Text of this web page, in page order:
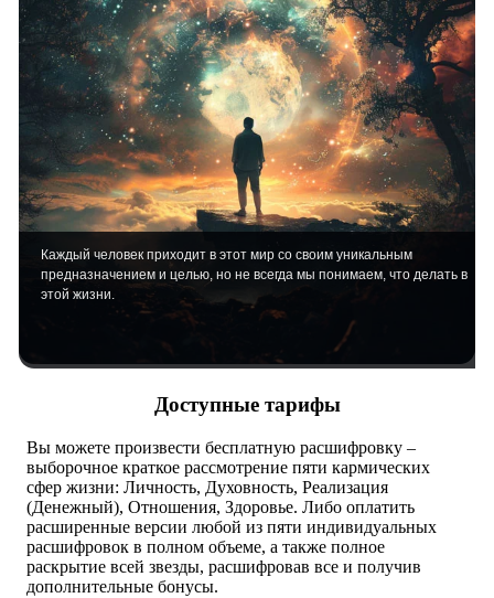
Каждый человек приходит в этот мир со своим уникальным
предназначением и целью, но не всегда мы понимаем, что делать в
этой жизни.
Доступные тарифы
Вы можете произвести бесплатную расшифровку –
выборочное краткое рассмотрение пяти кармических
сфер жизни: Личность, Духовность, Реализация
(Денежный), Отношения, Здоровье. Либо оплатить
расширенные версии любой из пяти индивидуальных
расшифровок в полном объеме, а также полное
раскрытие всей звезды, расшифровав все и получив
дополнительные бонусы.